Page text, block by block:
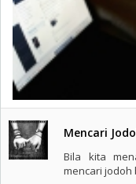
Mencari
Bila kita
mencari jodoh